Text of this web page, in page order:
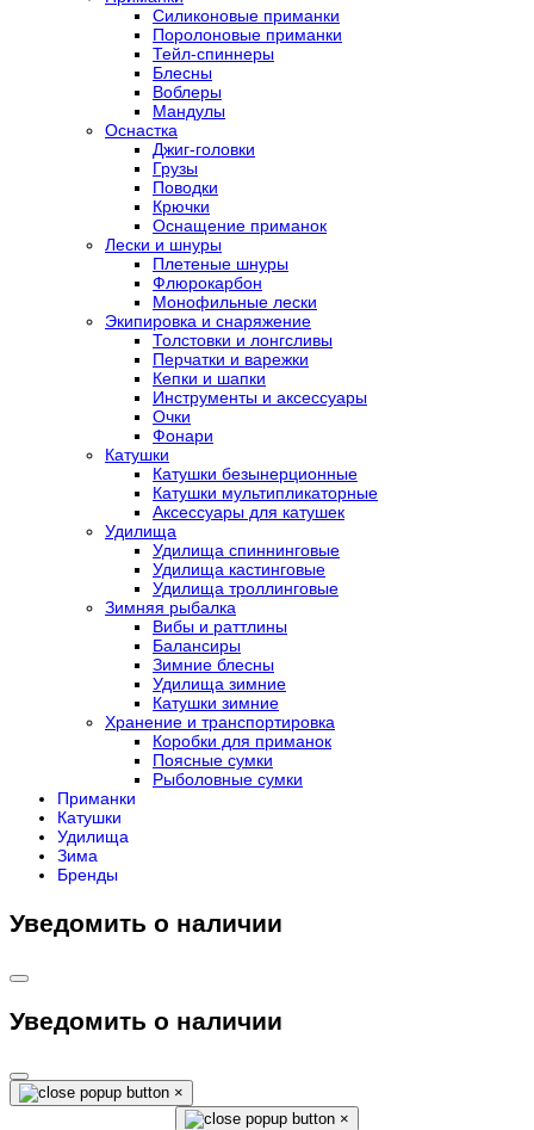
Силиконовые приманки
Поролоновые приманки
Тейл-спиннеры
Блесны
Воблеры
Мандулы
Оснастка
Джиг-головки
Грузы
Поводки
Крючки
Оснащение приманок
Лески и шнуры
Плетеные шнуры
Флюрокарбон
Монофильные лески
Экипировка и снаряжение
Толстовки и лонгсливы
Перчатки и варежки
Кепки и шапки
Инструменты и аксессуары
Очки
Фонари
Катушки
Катушки безынерционные
Катушки мультипликаторные
Аксессуары для катушек
Удилища
Удилища спиннинговые
Удилища кастинговые
Удилища троллинговые
Зимняя рыбалка
Вибы и раттлины
Балансиры
Зимние блесны
Удилища зимние
Катушки зимние
Хранение и транспортировка
Коробки для приманок
Поясные сумки
Рыболовные сумки
Приманки
Катушки
Удилища
Зима
Бренды
Уведомить о наличии
Уведомить о наличии
×
×